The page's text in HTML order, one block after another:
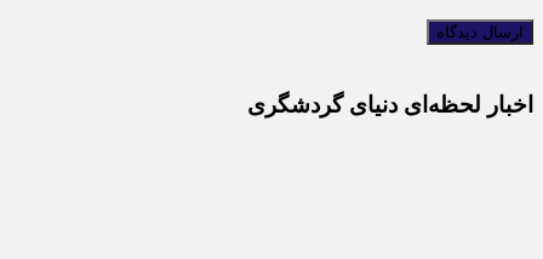
اخبار لحظه‌ای دنیای گردشگری